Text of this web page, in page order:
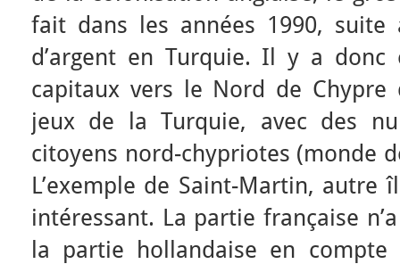
fait dans les années 1990, suite
d’argent en Turquie. Il y a donc
capitaux vers le Nord de Chypre
jeux de la Turquie, avec des
citoyens nord-chypriotes (monde
L’exemple de Saint-Martin, autre
intéressant. La partie française
la partie hollandaise en